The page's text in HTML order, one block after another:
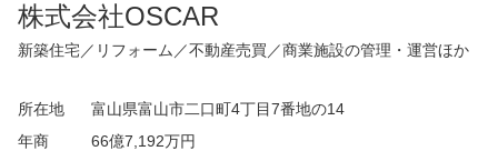
株式会社OSCAR
新築住宅／リフォーム／不動産売買／商業施設の管理・運営ほか
所在地
富山県富山市二口町4丁目7番地の14
年商
66億7,192万円